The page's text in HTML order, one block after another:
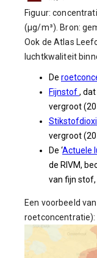
Figuur:
(µg/m³). Bron:
Ook de Atlas
luchtkwaliteit
De
Fijnstof,
vergroot
vergroot
De ‘Actuele
de RIVM,
van fijn
Een voorbeeld
roetconcentratie):